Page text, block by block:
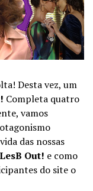
Desta vez, um
Completa quatro
vamos
das nossas
LesB Out! e como
do site o